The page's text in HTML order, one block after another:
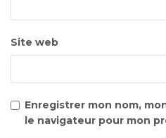
Site web
Enregistrer mon nom,
le navigateur pour mon